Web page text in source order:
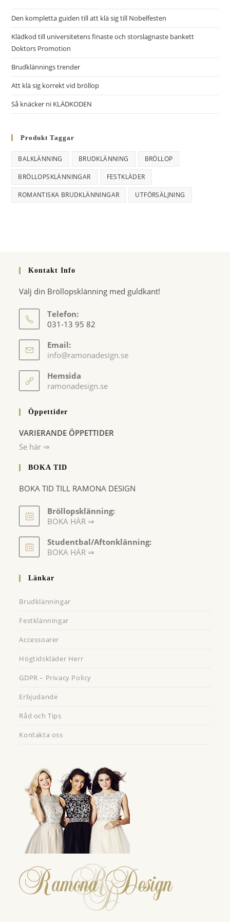
a
t
i
v
:
Den kompletta guiden till att klä sig till Nobelfesten
Klädkod till universitetens finaste och storslagnaste bankett
Doktors Promotion
Brudklännings trender
Att klä sig korrekt vid bröllop
Så knäcker ni KLÄDKODEN
Produkt Taggar
BALKLÄNNING BRUDKLÄNNING BRÖLLOP
BRÖLLOPSKLÄNNINGAR FESTKLÄDER
ROMANTISKA BRUDKLÄNNINGAR UTFÖRSÄLJNING
Kontakt Info
Välj din Bröllopsklänning med guldkant!
Telefon:
031-13 95 82
Email:
info@ramonadesign.seOpens
Hemsida
ramonadesign.se
Öppettider
VARIERANDE ÖPPETTIDER
Se här ⇒
BOKA TID
BOKA TID TILL RAMONA DESIGN
Bröllopsklänning:
BOKA HÄR ⇒
in
a
tab
Studentbal/Aftonklänning:
BOKA HÄR ⇒
Länkar
Brudklänningar
Festklänningar
Accessoarer
Högtidskläder Herr
GDPR – Privacy Policy
Erbjudande
Råd och Tips
Kontakta oss